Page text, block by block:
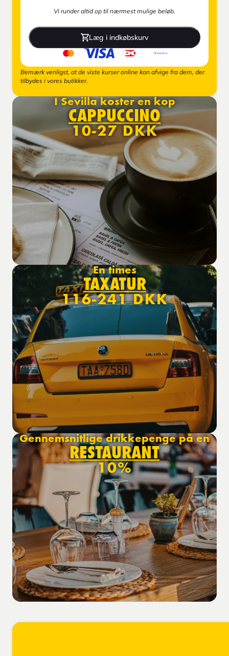
Vi runder altid op til nærmest mulige beløb.
Læg i indkøbskurv
Bemærk venligst, at de viste kurser online kan afvige fra dem, der
tilbydes i vores butikker.
I Sevilla koster en kop
CAPPUCCINO
10-27 DKK
En times
TAXATUR
116-241 DKK
Gennemsnitlige drikkepenge på en
RESTAURANT
10%